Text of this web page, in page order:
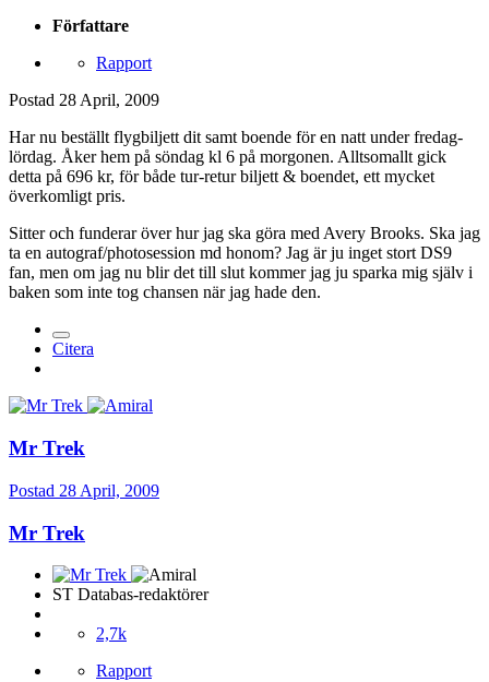
Författare
Rapport
Postad 28 April, 2009
Har nu beställt flygbiljett dit samt boende för en natt under fredag-
lördag. Åker hem på söndag kl 6 på morgonen. Alltsomallt gick
detta på 696 kr, för både tur-retur biljett & boendet, ett mycket
överkomligt pris.
Sitter och funderar över hur jag ska göra med Avery Brooks. Ska jag
ta en autograf/photosession md honom? Jag är ju inget stort DS9
fan, men om jag nu blir det till slut kommer jag ju sparka mig själv i
baken som inte tog chansen när jag hade den.
Citera
Mr Trek
Postad 28 April, 2009
Mr Trek
ST Databas-redaktörer
2,7k
Rapport